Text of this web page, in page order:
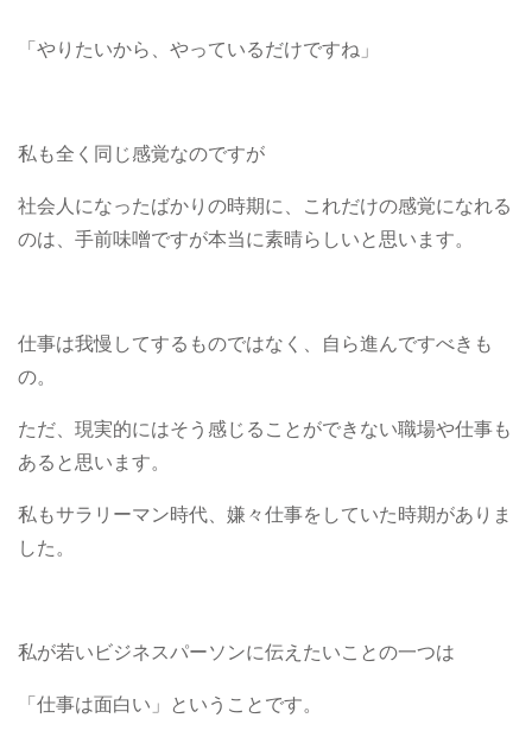
「やりたいから、やっているだけですね」
私も全く同じ感覚なのですが
社会人になったばかりの時期に、これだけの感覚になれる
のは、手前味噌ですが本当に素晴らしいと思います。
仕事は我慢してするものではなく、自ら進んですべきも
の。
ただ、現実的にはそう感じることができない職場や仕事も
あると思います。
私もサラリーマン時代、嫌々仕事をしていた時期がありま
した。
私が若いビジネスパーソンに伝えたいことの一つは
「仕事は面白い」ということです。